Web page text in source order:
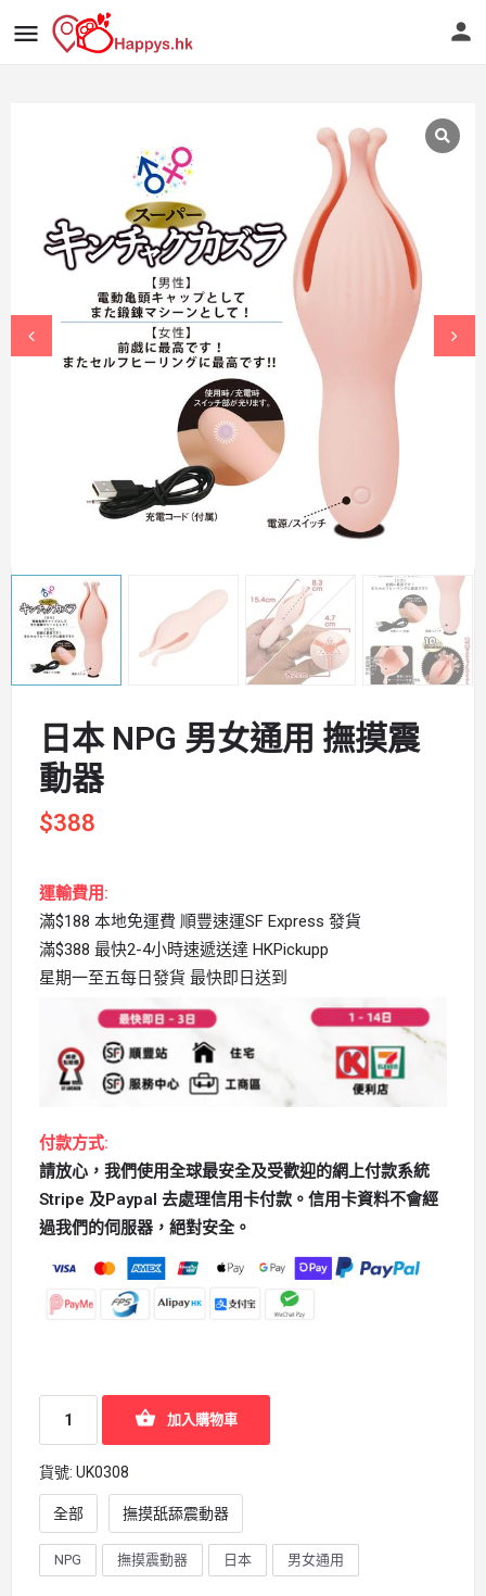
日本 NPG 男女通用 撫摸震
動器
$388
運輸費用:
滿$188 本地免運費 順豐速運SF Express 發貨
滿$388 最快2-4小時速遞送達 HKPickupp
星期一至五每日發貨 最快即日送到
付款方式:
請放心，我們使用全球最安全及受歡迎的網上付款系統
Stripe 及Paypal 去處理信用卡付款。信用卡資料不會經
過我們的伺服器，絕對安全。
加入購物車
貨號: UK0308
全部 撫摸舐舔震動器
NPG 撫摸震動器 日本 男女通用